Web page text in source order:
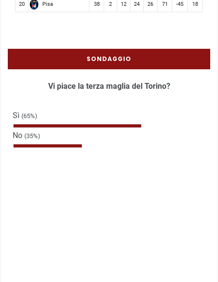
20 Pisa 38 2 12 24 26 71 -45 18
SONDAGGIO
Vi piace la terza maglia del Torino?
Sì (65%)
No (35%)